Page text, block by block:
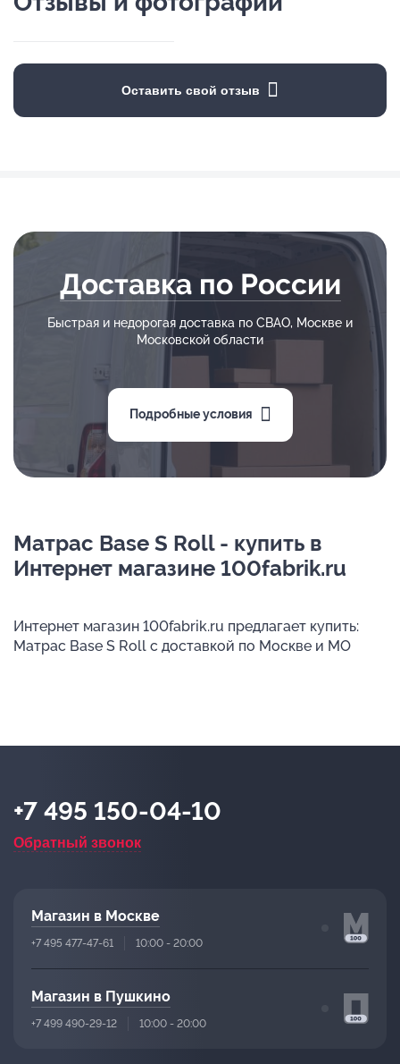
Оставить свой отзыв
Доставка по России
Быстрая и недорогая доставка по СВАО, Москве и
Московской области
Подробные условия
Матрас Base S Roll - купить в
Интернет магазине 100fabrik.ru
Интернет магазин 100fabrik.ru предлагает купить:
Матрас Base S Roll с доставкой по Москве и МО
+7 495 150-04-10
Обратный звонок
Магазин в Москве
+7 495 477-47-61 10:00 - 20:00
Магазин в Пушкино
+7 499 490-29-12 10:00 - 20:00